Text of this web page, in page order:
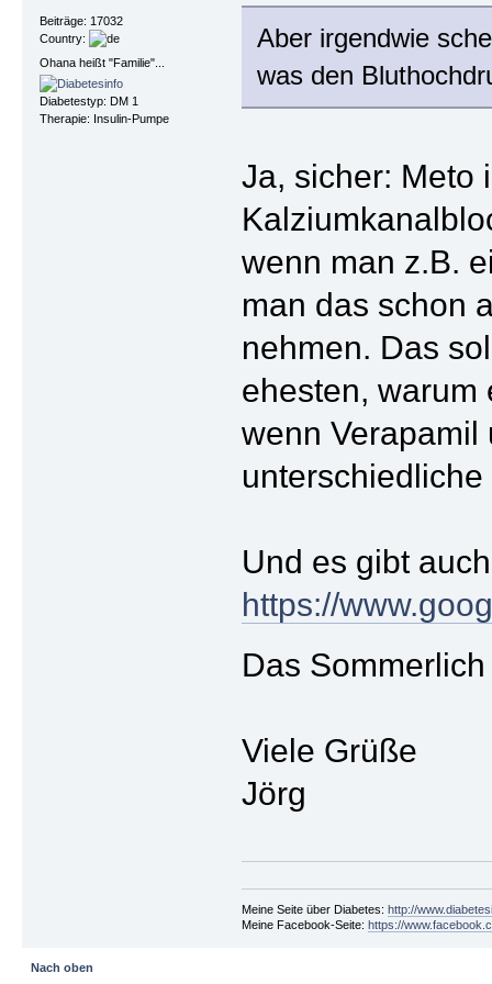
Beiträge: 17032
Country:
Ohana heißt "Familie"...
Diabetestyp: DM 1
Therapie: Insulin-Pumpe
Aber irgendwie
was den
Ja, sicher: Meto
wenn man z.B.
man das schon
nehmen. Das
ehesten, warum
wenn
Und es gibt
https://
Das
Viele Grüße
Jörg
Meine Seite über Diabetes: http://
Meine Facebook-Seite: https://
Nach oben